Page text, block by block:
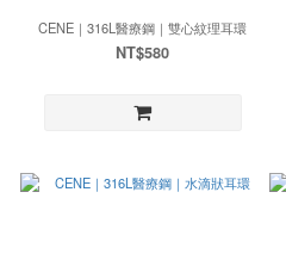
CENE｜316L醫療鋼｜雙心紋理耳環
NT$580